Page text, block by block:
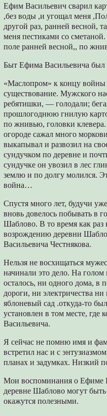
Ефим Васильевич сварил
,без воды ,и угощал меня
другой раз, ранней весной,
меня пестиками со
поле ранней весной,, по
Быт Ефима Васильевича
«Маслопром» к концу войны
существование. Мужского
ребятишки, — голодали;
прошлогоднюю гнилую
по жнивью, головки
огороде сажал много
выкапывал и развозил на
сундучком по деревне и
сундучке он увозил в лес
землю и по долгу молился.
война…
Спустя много лет, будучи
вновь довелось побывать в
Шаблово. В то время как раз
возрождению деревни
Васильевича Честнякова.
Нельзя не восхищаться
начинали это дело. На голом
осталось, ни одного дома, в
дороги, ни электричества
яблоневый сад .откуда-то
установлен в том месте,
Васильевича.
Я сейчас не помню имя и
встретил нас и с
планах и задумках. Низкий
Мои воспоминания о Ефиме
деревне Шаблово могут
окажутся полезными.